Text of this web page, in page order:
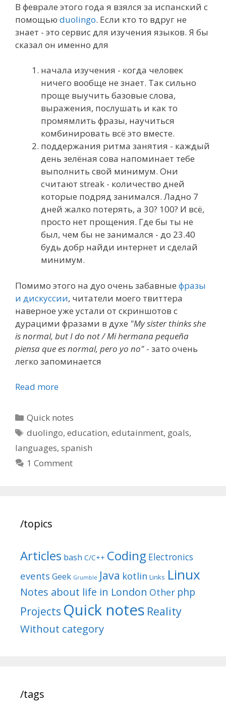
В феврале этого года я взялся за испанский с
помощью duolingo. Если кто то вдруг не
знает - это сервис для изучения языков. Я бы
сказал он именно для
начала изучения - когда человек
ничего вообще не знает. Так сильно
проще выучить базовые слова,
выражения, послушать и как то
промямлить фразы, научиться
комбинировать всё это вместе.
поддержания ритма занятия - каждый
день зелёная сова напоминает тебе
выполнить свой минимум. Они
считают streak - количество дней
которые подряд занимался. Ладно 7
дней жалко потерять, а 30? 100? И всё,
просто нет прощения. Где бы ты не
был, чем бы не занимался - до 23.40
будь добр найди интернет и сделай
минимум.
Помимо этого на дуо очень забавные фразы
и дискуссии, читатели моего твиттера
наверное уже устали от скриншотов с
дурацими фразами в духе "My sister thinks she
is normal, but I do not / Mi hermana pequeña
piensa que es normal, pero yo no" - зато очень
легко запоминается
Read more
Categories
Quick notes
Tags
duolingo,education,edutainment, goals,
languages, spanish
1 Comment
/topics
Articles bash C/C++ Coding Electronics
events Geek Grumble Java kotlin Links Linux
Notes about life in London Other php
Projects Quick notes Reality
Without category
/tags